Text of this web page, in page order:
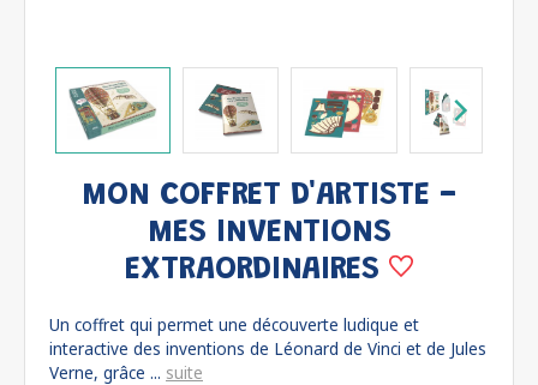
MON COFFRET D'ARTISTE -
MES INVENTIONS
EXTRAORDINAIRES
Un coffret qui permet une découverte ludique et
interactive des inventions de Léonard de Vinci et de Jules
Verne, grâce ... suite